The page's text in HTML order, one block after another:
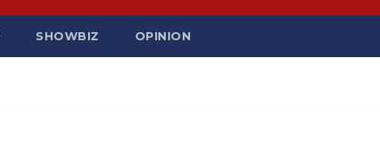
SHOWBIZ OPINION